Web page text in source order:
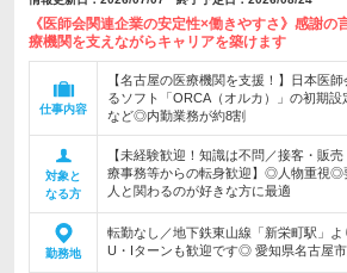
《医師会関連企業の安定性×働きやすさ》感謝の
療機関を支えながらキャリアを築けます
仕事内容
【名古屋の医療機関を支援！】日本医
るソフト「ORCA（オルカ）」の初期設
など◎内勤業務が約8割
対象と
なる方
【未経験歓迎！知識は不問／接客・販
療事務等からの転身歓迎】◎人物重視◎
人と関わるのが好きな方に最適
勤務地
転勤なし／地下鉄東山線「新栄町駅」よ
U・Iターンも歓迎です◎ 愛知県名古屋